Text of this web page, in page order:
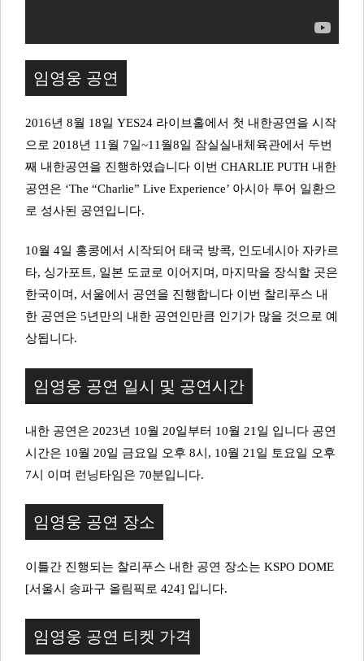
임영웅 공연
2016년 8월 18일 YES24 라이브홀에서 첫 내한공연을 시작
으로 2018년 11월 7일~11월8일 잠실실내체육관에서 두번
째 내한공연을 진행하였습니다 이번 CHARLIE PUTH 내한
공연은 ‘The “Charlie” Live Experience’ 아시아 투어 일환으
로 성사된 공연입니다.
10월 4일 홍콩에서 시작되어 태국 방콕, 인도네시아 자카르
타, 싱가포트, 일본 도쿄로 이어지며, 마지막을 장식할 곳은
한국이며, 서울에서 공연을 진행합니다 이번 찰리푸스 내
한 공연은 5년만의 내한 공연인만큼 인기가 많을 것으로 예
상됩니다.
임영웅 공연 일시 및 공연시간
내한 공연은 2023년 10월 20일부터 10월 21일 입니다 공연
시간은 10월 20일 금요일 오후 8시, 10월 21일 토요일 오후
7시 이며 런닝타임은 70분입니다.
임영웅 공연 장소
이틀간 진행되는 찰리푸스 내한 공연 장소는 KSPO DOME
[서울시 송파구 올림픽로 424] 입니다.
임영웅 공연 티켓 가격